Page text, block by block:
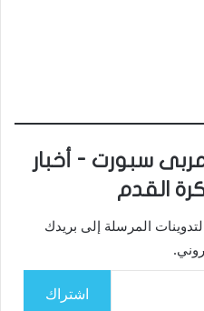
سبورت - أخبار
القدم
المرسلة إلى بريدك
اشتراك